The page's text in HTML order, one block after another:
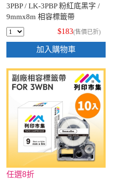
3PBP / LK-3PBP 粉紅底黑字 /
9mmx8m 相容標籤帶
$183(售價已折)
加入購物車
任選8折